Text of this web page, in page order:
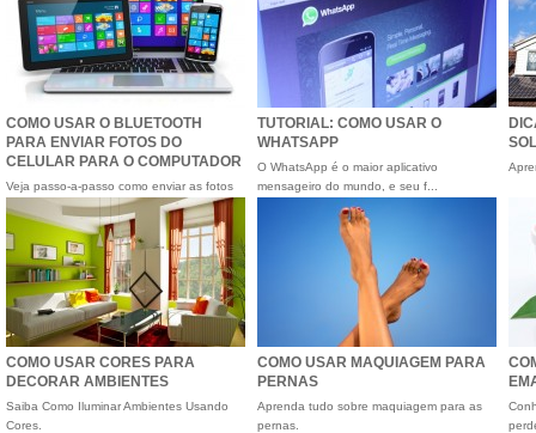
COMO USAR O BLUETOOTH
PARA ENVIAR FOTOS DO
CELULAR PARA O COMPUTADOR
Veja passo-a-passo como enviar as fotos
do seu celular para...
TUTORIAL: COMO USAR O
WHATSAPP
O WhatsApp é o maior aplicativo
mensageiro do mundo, e seu f...
COMO USAR CORES PARA
DECORAR AMBIENTES
Saiba Como Iluminar Ambientes Usando
Cores.
COMO USAR MAQUIAGEM PARA
PERNAS
Aprenda tudo sobre maquiagem para as
pernas.